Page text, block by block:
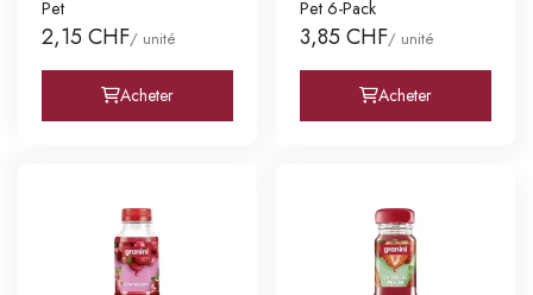
Pet
2,15 CHF/ unité
Acheter
Pet 6-Pack
3,85 CHF/ unité
Acheter